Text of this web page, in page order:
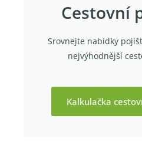
Cestovní
Srovnejte nabídky
nejvýhodnější
Kalkulačka